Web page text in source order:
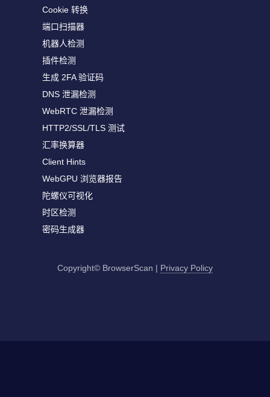
Cookie 转换
端口扫描器
机器人检测
插件检测
生成 2FA 验证码
DNS 泄漏检测
WebRTC 泄漏检测
HTTP2/SSL/TLS 测试
汇率换算器
Client Hints
WebGPU 浏览器报告
陀螺仪可视化
时区检测
密码生成器
Copyright© BrowserScan | Privacy Policy